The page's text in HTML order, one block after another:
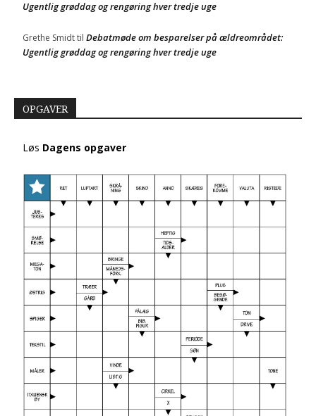
Ugentlig grøddag og rengøring hver tredje uge
Grethe Smidttil Debatmøde om besparelser på ældreområdet:
Ugentlig grøddag og rengøring hver tredje uge
OPGAVER
Løs Dagens opgaver